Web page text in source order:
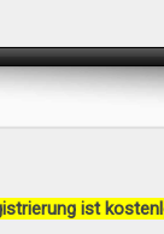
ist